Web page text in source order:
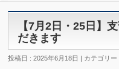
【7月2日・25日】
だきます
投稿日 : 2025年6月18日 | カテゴリー